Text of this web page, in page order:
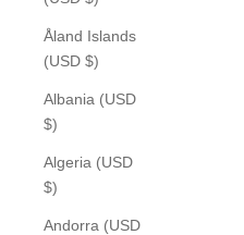
Åland Islands
(USD $)
Albania (USD
$)
Algeria (USD
$)
Andorra (USD